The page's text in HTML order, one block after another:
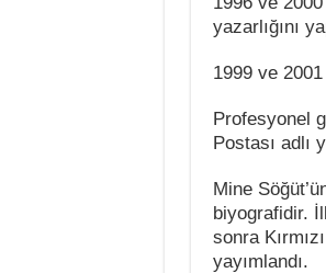
yazarlığını
1999 ve
Profesyonel
Postası adlı
Mine
biyografidir.
sonra
yayımlandı.